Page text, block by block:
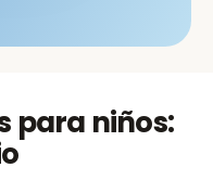
para niños: